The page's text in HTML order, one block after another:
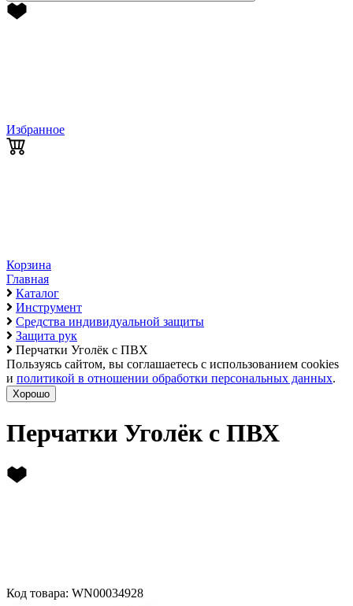
Избранное
Корзина
Главная
Каталог
Инструмент
Средства индивидуальной защиты
Защита рук
Перчатки Уголёк с ПВХ
Пользуясь сайтом, вы соглашаетесь с использованием cookies
и политикой в отношении обработки персональных данных.
Хорошо
Перчатки Уголёк с ПВХ
Код товара: WN00034928